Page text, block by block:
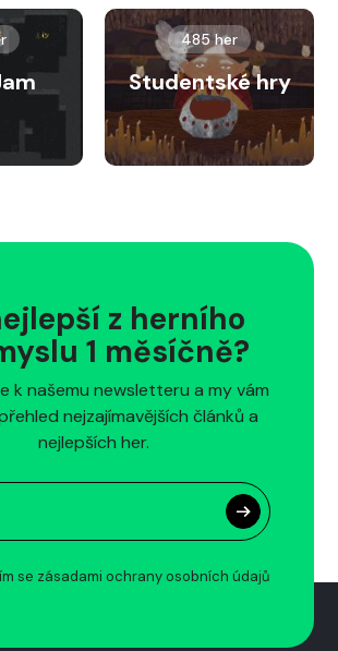
485 her
Studentské hry
z herního
1 měsíčně?
k našemu newsletteru a my vám
nejzajímavějších článků a
nejlepších her.
se zásadami ochrany osobních údajů